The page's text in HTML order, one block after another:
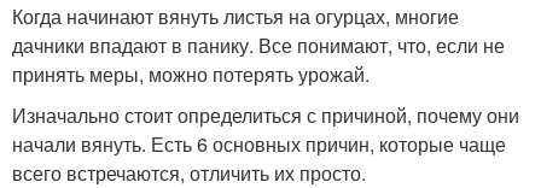
Когда начинают вянуть листья на огурцах, многие
дачники впадают в панику. Все понимают, что, если не
принять меры, можно потерять урожай.
Изначально стоит определиться с причиной, почему они
начали вянуть. Есть 6 основных причин, которые чаще
всего встречаются, отличить их просто.